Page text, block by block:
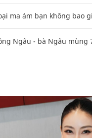
ma ám bạn không bao
Ngâu - bà Ngâu mùng